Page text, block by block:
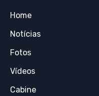
Home
Notícias
Fotos
Vídeos
Cabine